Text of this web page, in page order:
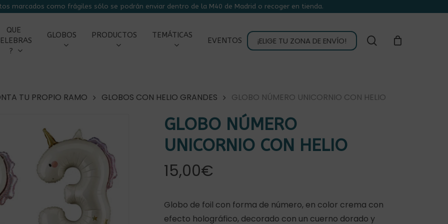
marcados como frágiles sólo se podrán enviar dentro de la M40 de Madrid o recoger en tienda.
QUE
?
GLOBOS PRODUCTOS TEMÁTICAS
EVENTOS ¡ELIGE TU ZONA DE ENVÍO! buscar
TU PROPIO RAMO GLOBOS CON HELIO GRANDES GLOBO NÚMERO UNICORNIO CON HELIO
GLOBO NÚMERO
UNICORNIO CON HELIO
15,00€
Globo de foil con forma de número, en color crema con
efecto holográfico, decorado con un cuerno dorado y